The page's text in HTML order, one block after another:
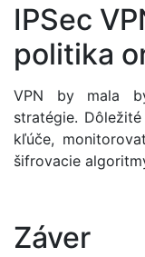
IPSec
politika
VPN by mala
stratégie.
kľúče,
šifrovacie
Záver